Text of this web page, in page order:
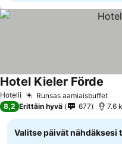
Hotelli Runsas aamiaisbuffet
Hotel Kieler Förde
8,2 Erittäin hyvä 677 7.6
Valitse päivät nähdäksesi